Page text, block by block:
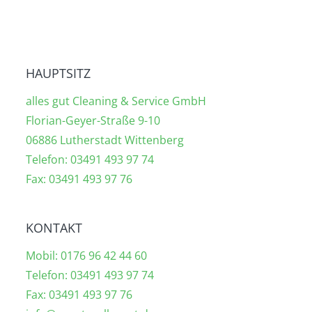
HAUPTSITZ
alles gut Cleaning & Service GmbH
Florian-Geyer-Straße 9-10
06886 Lutherstadt Wittenberg
Telefon: 03491 493 97 74
Fax: 03491 493 97 76
KONTAKT
Mobil: 0176 96 42 44 60
Telefon: 03491 493 97 74
Fax: 03491 493 97 76